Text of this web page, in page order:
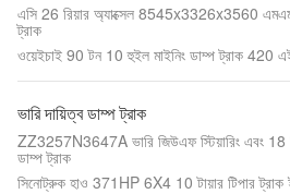
এসি 26 রিয়ার অ্যাক্সেল 8545x3326x3560
ট্রাক
ওয়েইচাই 90 টন 10 হুইল মাইনিং ডাম্প ট্রাক 420
ভারি দায়িত্ব ডাম্প ট্রাক
ZZ3257N3647A ভারি জিউএফ স্টিয়ারিং এবং 18
ডাম্প ট্রাক
সিনোট্রুক হাও 371HP 6X4 10 টায়ার টিপার